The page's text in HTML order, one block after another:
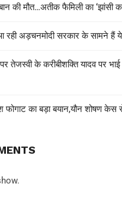
की मौत…अतीक फैमिली का ‘झांसी
रही अड़चनमोदी सरकार के सामने हैं
तेजस्वी के करीबीशक्ति यादव पर भाई
का बड़ा बयान,यौन शोषण केस